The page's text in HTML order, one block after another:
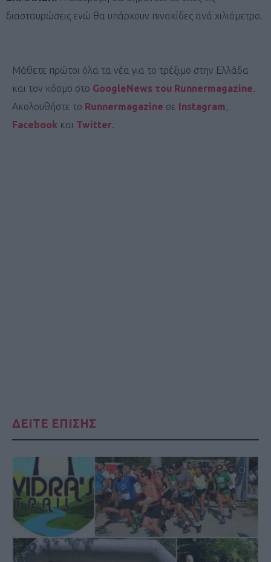
διασταυρώσεις ενώ θα υπάρχουν πινακίδες ανά χιλιόμετρο.
Μάθετε πρώτοι όλα τα νέα για το τρέξιμο στην Ελλάδα
και τον κόσμο στο GoogleNews του Runnermagazine.
Ακολουθήστε το Runnermagazine σε Instagram,
Facebook και Twitter.
ΔΕΙΤΕ ΕΠΙΣΗΣ